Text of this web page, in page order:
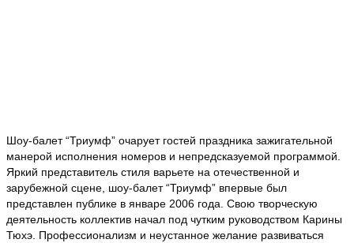
Шоу-балет “Триумф” очарует гостей праздника зажигательной
манерой исполнения номеров и непредсказуемой программой.
Яркий представитель стиля варьете на отечественной и
зарубежной сцене, шоу-балет “Триумф” впервые был
представлен публике в январе 2006 года. Свою творческую
деятельность коллектив начал под чутким руководством Карины
Тюхэ. Профессионализм и неустанное желание развиваться